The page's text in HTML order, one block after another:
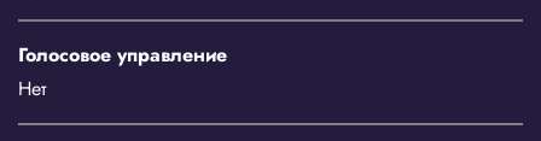
Голосовое управление
Нет